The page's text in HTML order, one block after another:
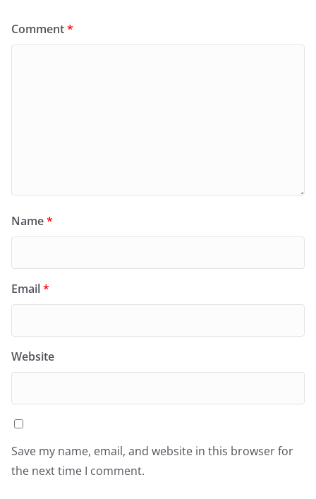
Comment*
Name*
Email*
Website
Save my name, email, and website in this browser for
the next time I comment.